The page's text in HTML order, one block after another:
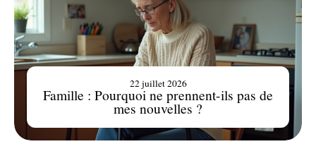
Famille : Pourquoi ne prennent-ils pas de
mes nouvelles ?
22 juillet 2026